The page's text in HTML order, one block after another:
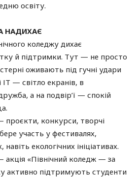
освіту.
НАДИХАЄ
коледжу дихає
й підтримки. Тут — не просто
оживають під гучні удари
ІТ — світло екранів, в
а на подвір’ї — спокій
конкурси, творчі
участь у фестивалях,
екологічних ініціативах.
акція «Північний коледж — за
активно підтримують студенти